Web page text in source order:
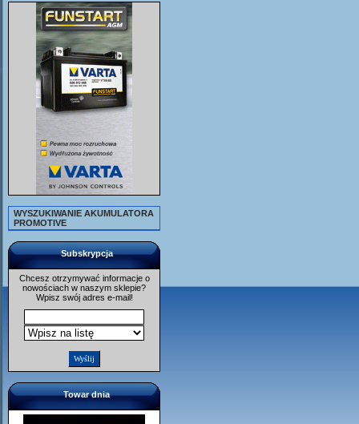
WYSZUKIWANIE AKUMULATORA
PROMOTIVE
Subskrypcja
Chcesz otrzymywać informacje o
nowościach w naszym sklepie?
Wpisz swój adres e-mail!
Towar dnia